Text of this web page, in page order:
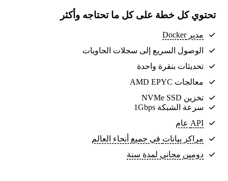
تحتوي كل خطة على كل ما تحتاجه وأكثر
مدير Docker
الوصول السريع إلى سجلات الحاويات
تحديثات بنقرة واحدة
معالجات AMD EPYC
تخزين NVMe SSD
سرعة الشبكة 1Gbps
API عام
مراكز بيانات في جميع أنحاء العالم
دومين مجاني لمدة سنة